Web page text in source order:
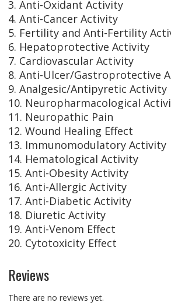
3. Anti-Oxidant Activity
4. Anti-Cancer Activity
5. Fertility and Anti-Fertility
6. Hepatoprotective Activity
7. Cardiovascular Activity
8. Anti-Ulcer/Gastroprotective
9. Analgesic/Antipyretic Activity
10. Neuropharmacological
11. Neuropathic Pain
12. Wound Healing Effect
13. Immunomodulatory Activity
14. Hematological Activity
15. Anti-Obesity Activity
16. Anti-Allergic Activity
17. Anti-Diabetic Activity
18. Diuretic Activity
19. Anti-Venom Effect
20. Cytotoxicity Effect
Reviews
There are no reviews yet.